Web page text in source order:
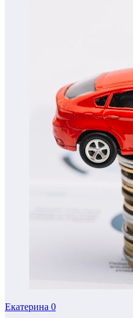
Екатерина 0